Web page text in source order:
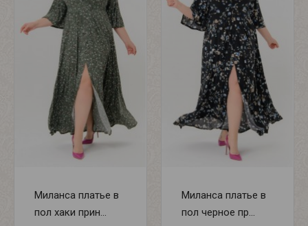
Миланса платье в
пол хаки прин...
Миланса платье в
пол черное пр...